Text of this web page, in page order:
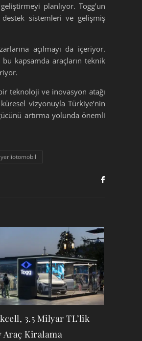
planlıyor. Togg’un
sistemleri ve gelişmiş
açılmayı da içeriyor.
kapsamda araçların teknik
teknoloji ve inovasyon atağı
vizyonuyla Türkiye’nin
artırma yolunda önemli
yerliotomobil
3.5 Milyar TL’lik
Araç Kiralama